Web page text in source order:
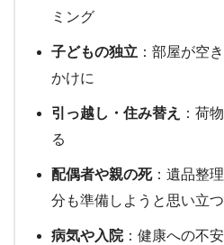
ミング
子どもの独立 ：部屋が空
かけに
引っ越し・住み替え
：荷
る
配偶者や親の死：遺品整
分も準備しようと思い立つ
病気や入院：健康への不